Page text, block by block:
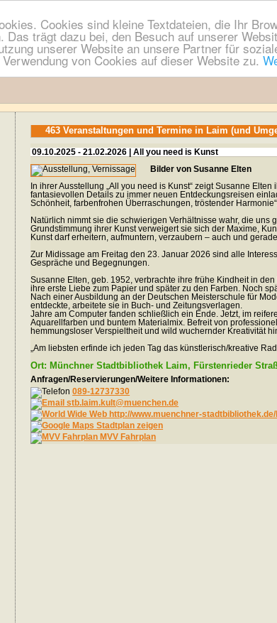
Cookies sind kleine Textdateien, die Ihr
Das trägt dazu bei, den Besuch auf unserer
unserer Website an unsere Partner für
von Cookies auf dieser Website zu.
463 Veranstaltungen und Termine in Laim (und
09.10.2025 - 21.02.2026 | All you need is Kunst
Bilder von Susanne Elten
In ihrer Ausstellung „All you need is Kunst“ zeigt Susanne
fantasievollen Details zu immer neuen Entdeckungsreisen
Schönheit, farbenfrohen Überraschungen, tröstender Harmonie“.
Natürlich nimmt sie die schwierigen Verhältnisse wahr, die
Grundstimmung ihrer Kunst verweigert sie sich der Maxime,
Kunst darf erheitern, aufmuntern, verzaubern – auch und
Zur Midissage am Freitag den 23. Januar 2026 sind alle
Gespräche und Begegnungen.
Susanne Elten, geb. 1952, verbrachte ihre frühe Kindheit in
ihre erste Liebe zum Papier und später zu den Farben. Noch
Nach einer Ausbildung an der Deutschen Meisterschule für
entdeckte, arbeitete sie in Buch- und Zeitungsverlagen.
Jahre am Computer fanden schließlich ein Ende. Jetzt, im
Aquarellfarben und buntem Materialmix. Befreit von
hemmungsloser Verspieltheit und wild wuchernder Kreativität
„Am liebsten erfinde ich jeden Tag das künstlerisch/kreative
Ort: Münchner Stadtbibliothek Laim, Fürstenrieder
Anfragen/Reservierungen/Weitere Informationen:
089-12737330
stb.laim.kult@muenchen.de
http://www.muenchner-stadtbibliothek.de/
Stadtplan zeigen
MVV Fahrplan